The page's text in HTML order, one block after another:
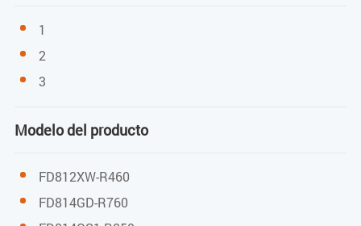
EPON: 0~4 dBm
Puerto de usuario (LAN)
RJ45, Auto-MDI/MDI-X
1
2
3
Modelo del producto
FD812XW-R460
FD814GD-R760